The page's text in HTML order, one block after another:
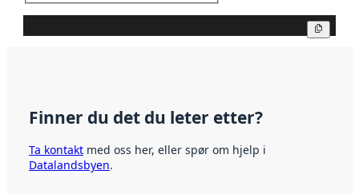
Finner du det du leter etter?
Ta kontakt med oss her, eller spør om hjelp i
Datalandsbyen.